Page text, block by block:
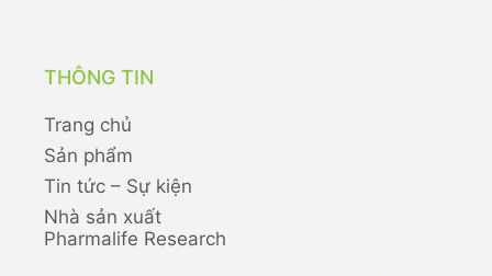
THÔNG TIN
Trang chủ
Sản phẩm
Tin tức – Sự kiện
Nhà sản xuất
Pharmalife Research